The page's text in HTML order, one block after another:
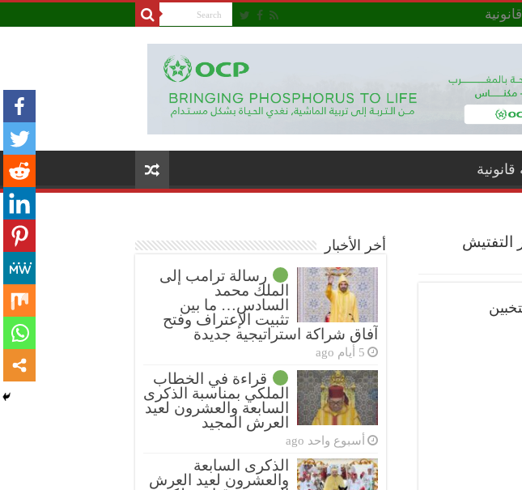
قانونية
التفتيش
أخر الأخبار
رسالة ترامب إلى
الملك محمد
السادس… ما بين
تثبيت الإعتراف وفتح
آفاق شراكة استراتيجية جديدة
5 أيام ago
قراءة في الخطاب
الملكي بمناسبة الذكرى
السابعة والعشرون لعيد
العرش المجيد
أسبوع واحد ago
الذكرى السابعة
والعشرون لعيد العرش